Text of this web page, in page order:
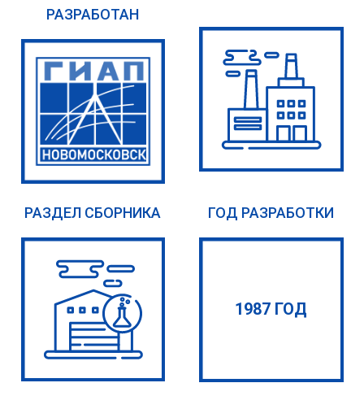
РАЗРАБОТАН
РАЗДЕЛ СБОРНИКА ГОД РАЗРАБОТКИ
1987 ГОД